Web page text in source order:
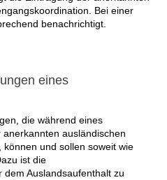
Bei einer
benachrichtigt.
eines
die während eines
ausländischen
und sollen soweit wie
ist die
Auslandsaufenthalt zu